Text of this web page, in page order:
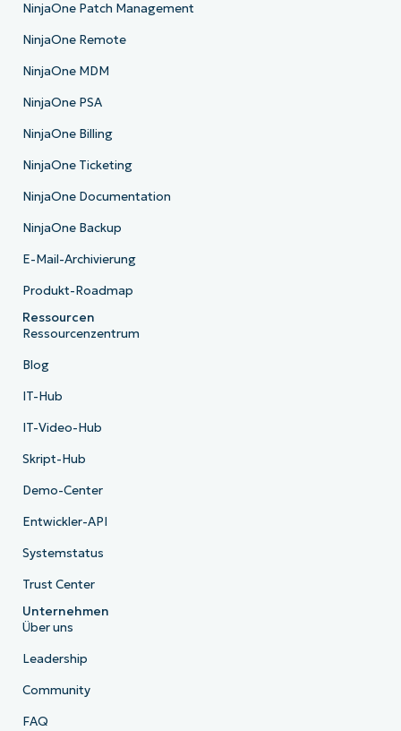
NinjaOne Patch Management
NinjaOne Remote
NinjaOne MDM
NinjaOne PSA
NinjaOne Billing
NinjaOne Ticketing
NinjaOne Documentation
NinjaOne Backup
E-Mail-Archivierung
Produkt-Roadmap
Ressourcen
Ressourcenzentrum
Blog
IT-Hub
IT-Video-Hub
Skript-Hub
Demo-Center
Entwickler-API
Systemstatus
Trust Center
Unternehmen
Über uns
Leadership
Community
FAQ